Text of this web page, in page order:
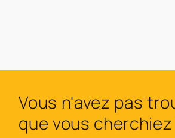
Vous n'avez pas
que vous cherchiez